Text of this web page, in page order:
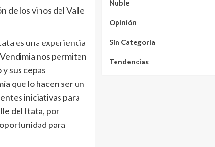
de los vinos del Valle
es una experiencia
nos permiten
sus cepas
que lo hacen ser un
iniciativas para
del Itata, por
para
Ñuble
Opinión
Sin Categoría
Tendencias